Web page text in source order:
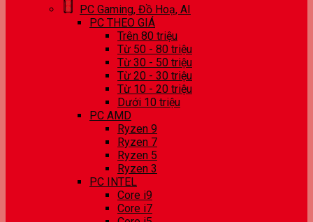
PC Gaming, Đồ Hoạ, AI
PC THEO GIÁ
Trên 80 triệu
Từ 50 - 80 triệu
Từ 30 - 50 triệu
Từ 20 - 30 triệu
Từ 10 - 20 triệu
Dưới 10 triệu
PC AMD
Ryzen 9
Ryzen 7
Ryzen 5
Ryzen 3
PC INTEL
Core i9
Core i7